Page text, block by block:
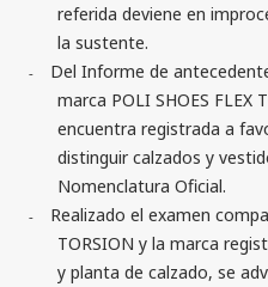
referida deviene en
la sustente.
-
Del Informe de
marca POLI SHOES FLEX
encuentra registrada a
distinguir calzados y
Nomenclatura Oficial.
-
Realizado el examen
TORSION y la marca
y planta de calzado, se